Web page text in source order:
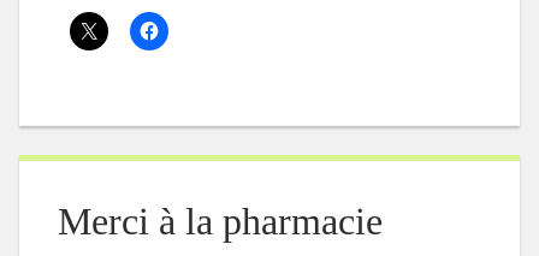
Merci à la pharmacie